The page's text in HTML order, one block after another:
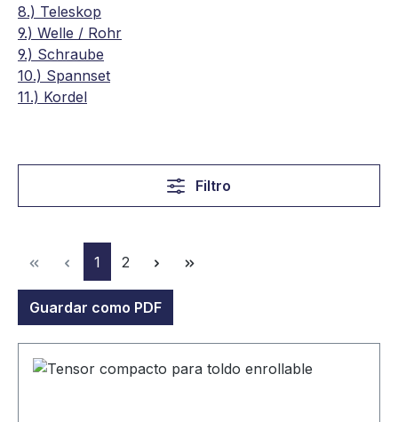
8.) Teleskop
9.) Welle / Rohr
9.) Schraube
10.) Spannset
11.) Kordel
Filtro
Página
1 Página
2
Guardar como PDF